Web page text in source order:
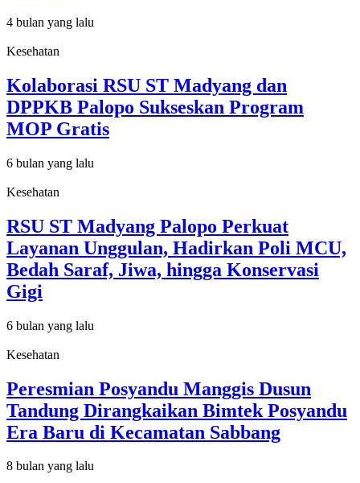
4 bulan yang lalu
Kesehatan
Kolaborasi RSU ST Madyang dan
DPPKB Palopo Sukseskan Program
MOP Gratis
6 bulan yang lalu
Kesehatan
RSU ST Madyang Palopo Perkuat
Layanan Unggulan, Hadirkan Poli MCU,
Bedah Saraf, Jiwa, hingga Konservasi
Gigi
6 bulan yang lalu
Kesehatan
Peresmian Posyandu Manggis Dusun
Tandung Dirangkaikan Bimtek Posyandu
Era Baru di Kecamatan Sabbang
8 bulan yang lalu